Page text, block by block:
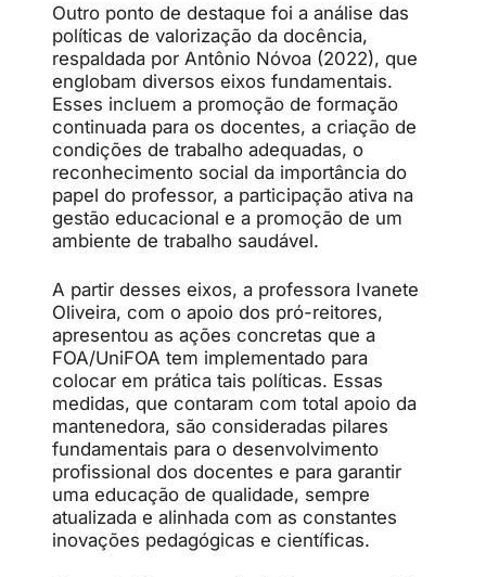
Outro ponto de destaque foi a análise das
políticas de valorização da docência,
respaldada por Antônio Nóvoa (2022), que
englobam diversos eixos fundamentais.
Esses incluem a promoção de formação
continuada para os docentes, a criação de
condições de trabalho adequadas, o
reconhecimento social da importância do
papel do professor, a participação ativa na
gestão educacional e a promoção de um
ambiente de trabalho saudável.
A partir desses eixos, a professora Ivanete
Oliveira, com o apoio dos pró-reitores,
apresentou as ações concretas que a
FOA/UniFOA tem implementado para
colocar em prática tais políticas. Essas
medidas, que contaram com total apoio da
mantenedora, são consideradas pilares
fundamentais para o desenvolvimento
profissional dos docentes e para garantir
uma educação de qualidade, sempre
atualizada e alinhada com as constantes
inovações pedagógicas e científicas.